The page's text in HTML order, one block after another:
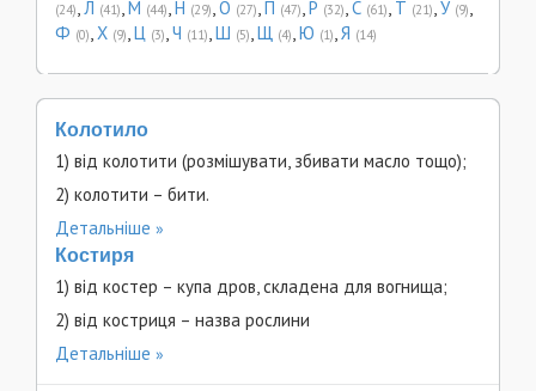
(24),Л (41),М (44),Н (29),О (27),П (47),Р (32),С (61), Т (21),У (9),
Ф (0),Х (9),Ц (3),Ч (11),Ш (5),Щ (4),Ю (1),Я (14)
Колотило
1) від колотити (розмішувати, збивати масло тощо);
2) колотити – бити.
Детальніше
Костиря
1) від костер – купа дров, складена для вогнища;
2) від костриця – назва рослини
Детальніше